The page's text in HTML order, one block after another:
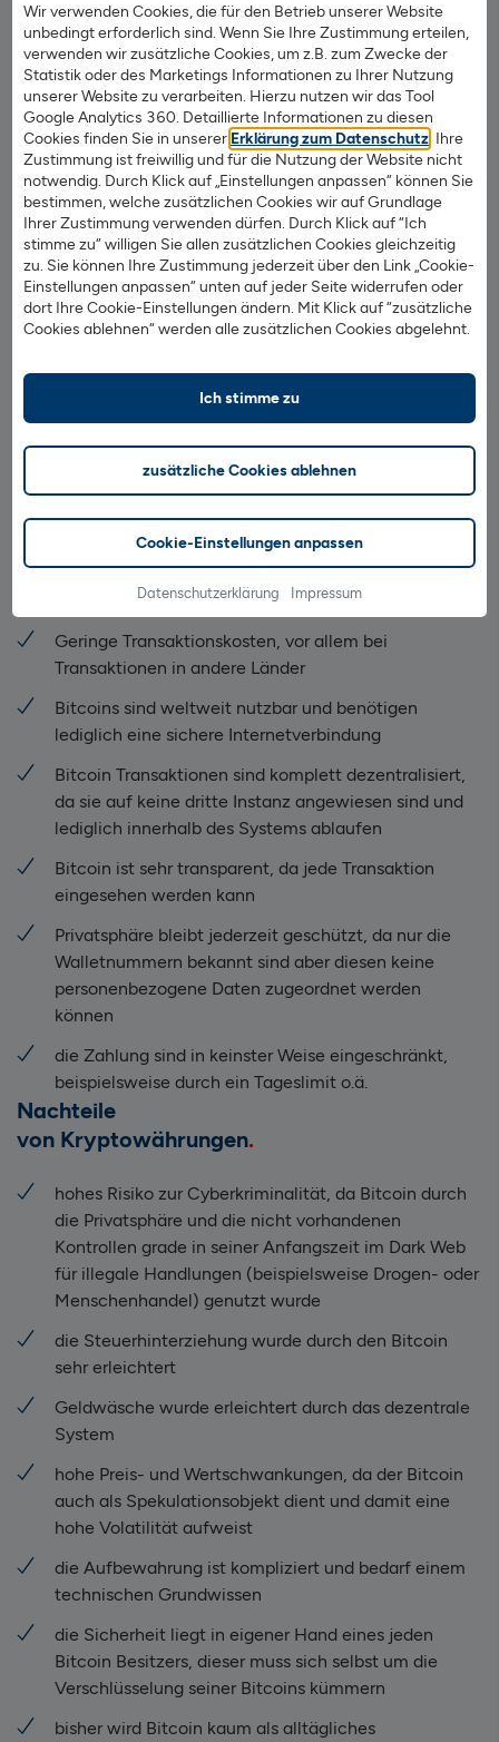
Wir verwenden Cookies, die für den Betrieb unserer Website
unbedingt erforderlich sind. Wenn Sie Ihre Zustimmung erteilen,
verwenden wir zusätzliche Cookies, um z.B. zum Zwecke der
Statistik oder des Marketings Informationen zu Ihrer Nutzung
unserer Website zu verarbeiten. Hierzu nutzen wir das Tool
Google Analytics 360. Detaillierte Informationen zu diesen
Cookies finden Sie in unserer Erklärung zum Datenschutz . Ihre
Zustimmung ist freiwillig und für die Nutzung der Website nicht
notwendig. Durch Klick auf „Einstellungen anpassen“ können Sie
bestimmen, welche zusätzlichen Cookies wir auf Grundlage
Ihrer Zustimmung verwenden dürfen. Durch Klick auf “Ich
stimme zu“ willigen Sie allen zusätzlichen Cookies gleichzeitig
zu. Sie können Ihre Zustimmung jederzeit über den Link „Cookie-
Einstellungen anpassen“ unten auf jeder Seite widerrufen oder
dort Ihre Cookie-Einstellungen ändern. Mit Klick auf “zusätzliche
Cookies ablehnen“ werden alle zusätzlichen Cookies abgelehnt.
Ich stimme zu
zusätzliche Cookies ablehnen
Cookie-Einstellungen anpassen
Datenschutzerklärung Impressum
Schwächen der Bitcoin-Blockchain ausbessern.
Mittlerweile ist Ethereum zur zweitgrößten
Kryptowährung nach Bitcoin geworden.
2. Ripple
Ripple ist ein dezentrales Blockchain-Netzwerk für den
globalen Zahlungsverkehr, welches jede beliebige
Währung (Fiat- und Kryptowährungen) unterstützt.
Zudem arbeitet das System mit der internen
Kryptowährung XRP (“Ripple” genannt). Diese wird zur
Wertaufbewahrung oder als Handelsmedium genutzt und
Zahlungstransaktionen.
April 2017 vermeldete das Unternehmen bereits 75
Banken in ihrem Zahlungsnetzwerk. Ripple überzeugt vor
allem dadurch, dass internationale Zahlungen über die
Blockchain schneller abgewickelt werden können und die
Transaktionskosten deutlich niedriger sind als zuvor.
Vorteile
von Kryptowährungen
Geringe Transaktionskosten, vor allem bei
Transaktionen in andere Länder
Bitcoins sind weltweit nutzbar und benötigen
lediglich eine sichere Internetverbindung
Bitcoin Transaktionen sind komplett dezentralisiert,
da sie auf keine dritte Instanz angewiesen sind und
lediglich innerhalb des Systems ablaufen
Bitcoin ist sehr transparent, da jede Transaktion
eingesehen werden kann
Privatsphäre bleibt jederzeit geschützt, da nur die
Walletnummern bekannt sind aber diesen keine
personenbezogene Daten zugeordnet werden
können
die Zahlung sind in keinster Weise eingeschränkt,
beispielsweise durch ein Tageslimit o.ä.
Nachteile
von Kryptowährungen
hohes Risiko zur Cyberkriminalität, da Bitcoin durch
die Privatsphäre und die nicht vorhandenen
Kontrollen grade in seiner Anfangszeit im Dark Web
für illegale Handlungen (beispielsweise Drogen- oder
Menschenhandel) genutzt wurde
die Steuerhinterziehung wurde durch den Bitcoin
sehr erleichtert
Geldwäsche wurde erleichtert durch das dezentrale
System
hohe Preis- und Wertschwankungen, da der Bitcoin
auch als Spekulationsobjekt dient und damit eine
hohe Volatilität aufweist
die Aufbewahrung ist kompliziert und bedarf einem
technischen Grundwissen
die Sicherheit liegt in eigener Hand eines jeden
Bitcoin Besitzers, dieser muss sich selbst um die
Verschlüsselung seiner Bitcoins kümmern
bisher wird Bitcoin kaum als alltägliches